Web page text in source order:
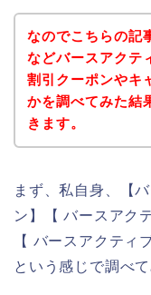
なのでこちらの記
などバースアクテ
割引クーポンやキ
かを調べてみた結
きます。
まず、私自身、【
ン】【 バースアク
【 バースアクティ
という感じで調べ